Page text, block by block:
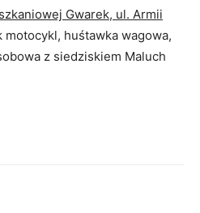
Gwarek, ul. Armii
motocykl, huśtawka wagowa,
z siedziskiem Maluch